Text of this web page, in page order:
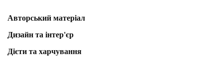
Авторський матеріал
Дизайн та інтер'єр
Дієти та харчування